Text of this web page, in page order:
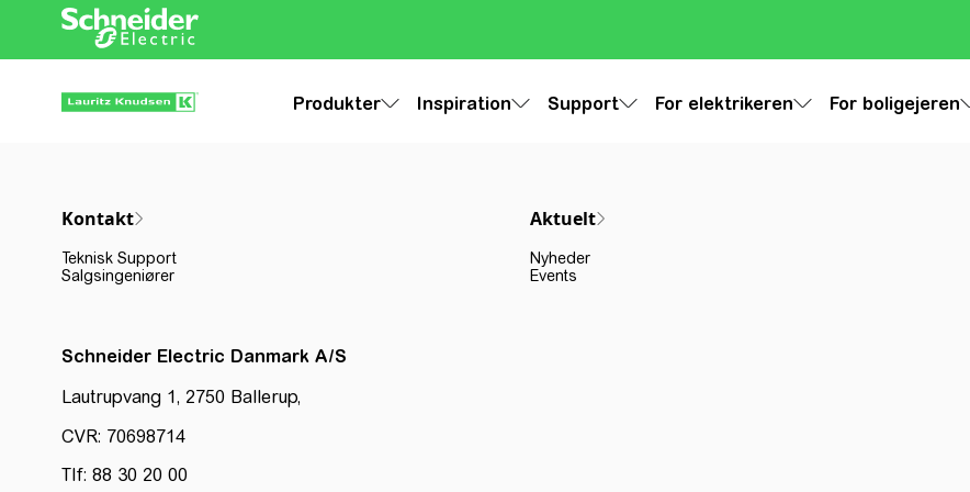
Produkter Inspiration Support For elektrikeren For boligejeren
Kontakt
Teknisk Support
Salgsingeniører
Aktuelt
Nyheder
Events
Schneider Electric Danmark A/S
Lautrupvang 1, 2750 Ballerup,
CVR: 70698714
Tlf: 88 30 20 00